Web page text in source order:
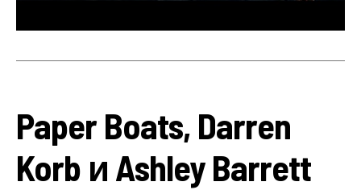
Paper Boats, Darren
Korb и Ashley Barrett